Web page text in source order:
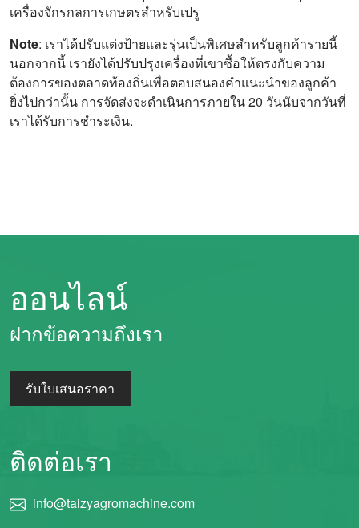
เครื่องจักรกลการเกษตรสำหรับเปรู
Note: เราได้ปรับแต่งป้ายและรุ่นเป็นพิเศษสำหรับลูกค้ารายนี้
นอกจากนี้ เรายังได้ปรับปรุงเครื่องที่เขาซื้อให้ตรงกับความ
ต้องการของตลาดท้องถิ่นเพื่อตอบสนองคำแนะนำของลูกค้า
ยิ่งไปกว่านั้น การจัดส่งจะดำเนินการภายใน 20 วันนับจากวันที่
เราได้รับการชำระเงิน.
ออนไลน์
ฝากข้อความถึงเรา
รับใบเสนอราคา
ติดต่อเรา
info@taizyagromachine.com